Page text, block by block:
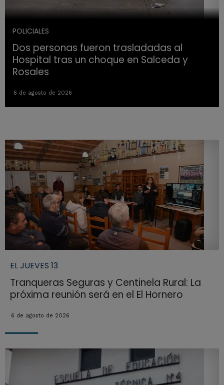
POLICIALES
Dos personas fueron trasladadas al
Hospital tras un choque en Salceda y
Rosales
6 de agosto de 2026
EL JUEVES 13
Tranqueras Seguras y Centinela Rural: La
próxima reunión será en el El Hornero
6 de agosto de 2026